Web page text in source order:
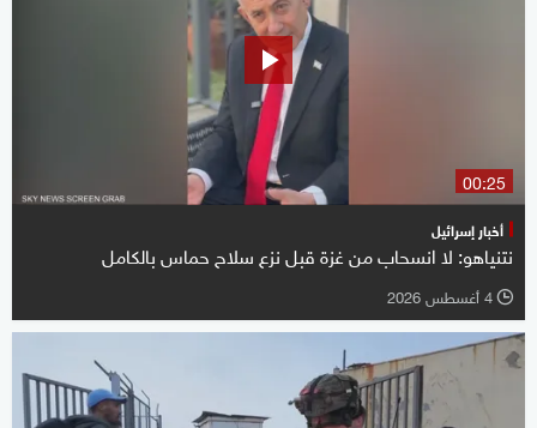
00:25
أخبار إسرائيل
نتنياهو: لا انسحاب من غزة قبل نزع سلاح حماس بالكامل
l 4 أغسطس 2026